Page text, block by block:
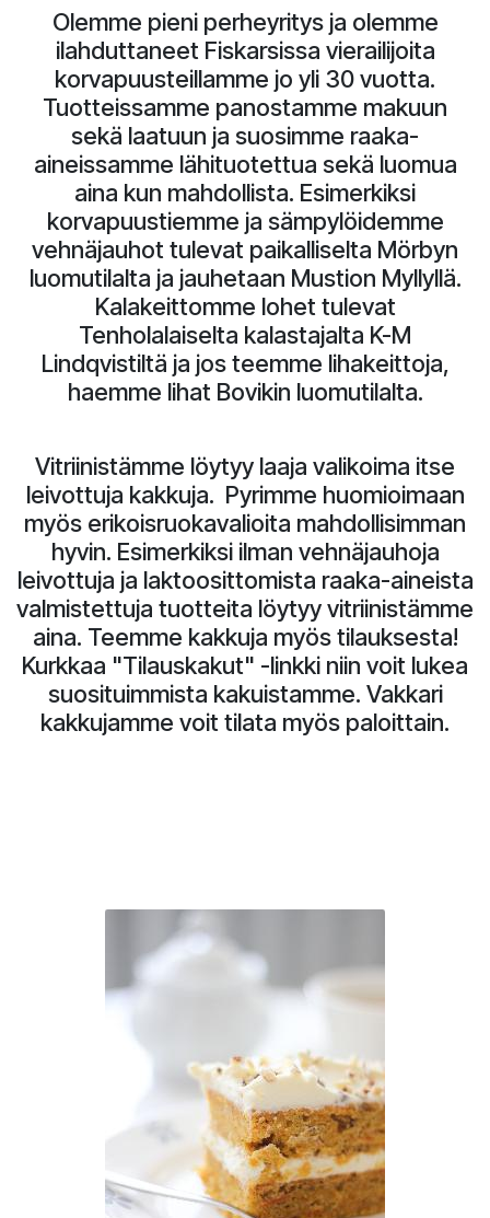
Olemme pieni perheyritys ja olemme
ilahduttaneet Fiskarsissa vierailijoita
korvapuusteillamme jo yli 30 vuotta.
Tuotteissamme panostamme makuun
sekä laatuun ja suosimme raaka-
aineissamme lähituotettua sekä luomua
aina kun mahdollista. Esimerkiksi
korvapuustiemme ja sämpylöidemme
vehnäjauhot tulevat paikalliselta Mörbyn
luomutilalta ja jauhetaan Mustion Myllyllä.
Kalakeittomme lohet tulevat
Tenholalaiselta kalastajalta K-M
Lindqvistiltä ja jos teemme lihakeittoja,
haemme lihat Bovikin luomutilalta.
Vitriinistämme löytyy laaja valikoima itse
leivottuja kakkuja. Pyrimme huomioimaan
myös erikoisruokavalioita mahdollisimman
hyvin. Esimerkiksi ilman vehnäjauhoja
leivottuja ja laktoosittomista raaka-aineista
valmistettuja tuotteita löytyy vitriinistämme
aina. Teemme kakkuja myös tilauksesta!
Kurkkaa "Tilauskakut" -linkki niin voit lukea
suosituimmista kakuistamme. Vakkari
kakkujamme voit tilata myös paloittain.